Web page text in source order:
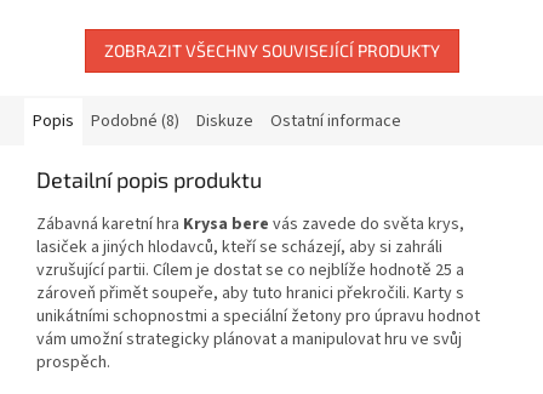
ZOBRAZIT VŠECHNY SOUVISEJÍCÍ PRODUKTY
Popis Podobné (8) Diskuze Ostatní informace
Detailní popis produktu
Zábavná karetní hra Krysa bere vás zavede do světa krys,
lasiček a jiných hlodavců, kteří se scházejí, aby si zahráli
vzrušující partii. Cílem je dostat se co nejblíže hodnotě 25 a
zároveň přimět soupeře, aby tuto hranici překročili. Karty s
unikátními schopnostmi a speciální žetony pro úpravu hodnot
vám umožní strategicky plánovat a manipulovat hru ve svůj
prospěch.